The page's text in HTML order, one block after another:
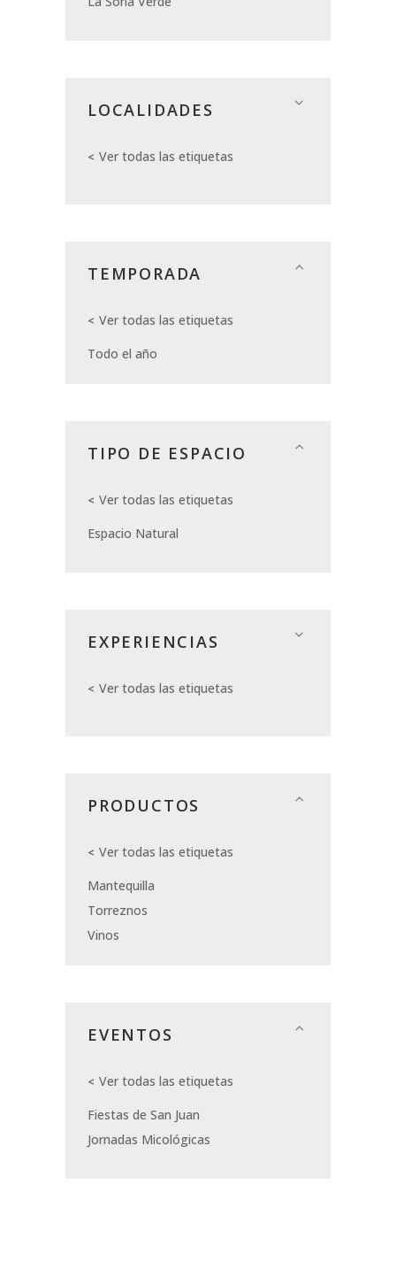
LOCALIDADES
Ver todas las etiquetas
TEMPORADA
Ver todas las etiquetas
Todo el año
TIPO DE ESPACIO
Ver todas las etiquetas
Espacio Natural
EXPERIENCIAS
Ver todas las etiquetas
PRODUCTOS
Ver todas las etiquetas
Mantequilla
Torreznos
Vinos
EVENTOS
Ver todas las etiquetas
Fiestas de San Juan
Jornadas Micológicas